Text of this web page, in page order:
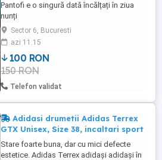
Pantofi e o singură dată încălțați în ziua
nunți
Sector 6, Bucuresti
azi 11:15
100 RON
150 RON
Telefon validat
Adidasi drumetii Adidas Terrex
GTX Unisex, Size 38, incaltari sport
Stare foarte buna, dar cu mici defecte
estetice. Adidas Terrex adidași adidași în